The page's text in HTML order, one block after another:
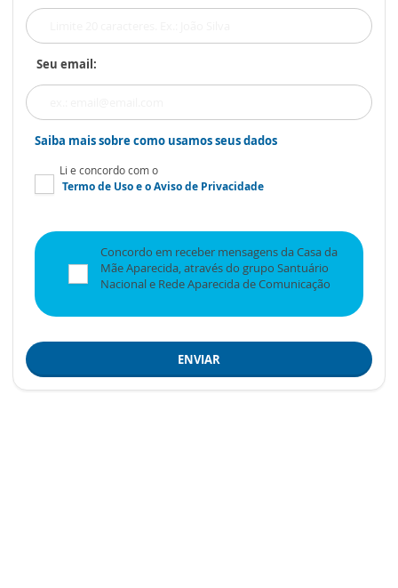
Seu email:
Saiba mais sobre como usamos seus dados
Li e concordo com o
Termo de Usoe oAviso de Privacidade
Concordo em receber mensagens da Casa da
Mãe Aparecida, através do grupo Santuário
Nacional e Rede Aparecida de Comunicação
ENVIAR